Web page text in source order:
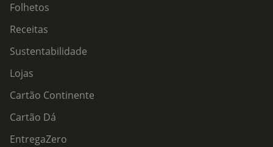
Folhetos
Receitas
Sustentabilidade
Lojas
Cartão Continente
Cartão Dá
EntregaZero